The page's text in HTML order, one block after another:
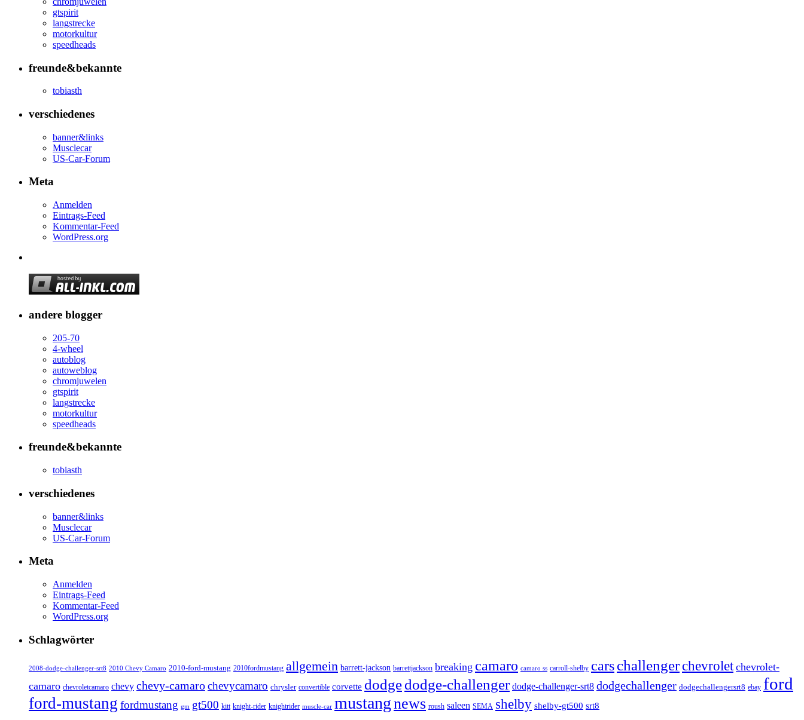
gtspirit
langstrecke
motorkultur
speedheads
freunde&bekannte
tobiasth
verschiedenes
banner&links
Musclecar
US-Car-Forum
Meta
Anmelden
Eintrags-Feed
Kommentar-Feed
WordPress.org
andere blogger
205-70
4-wheel
autoblog
autoweblog
chromjuwelen
gtspirit
langstrecke
motorkultur
speedheads
freunde&bekannte
tobiasth
verschiedenes
banner&links
Musclecar
US-Car-Forum
Meta
Anmelden
Eintrags-Feed
Kommentar-Feed
WordPress.org
Schlagwörter
2008-dodge-challenger-srt8 2010 Chevy Camaro 2010-ford-mustang 2010fordmustang allgemein barrett-jackson barrettjackson breaking camaro camaro ss carroll-shelby carschallengerchevrolet chevrolet-
camaro chevroletcamaro chevy chevy-camarochevycamaro chrysler convertible corvette dodgedodge-challenger dodge-challenger-srt8 dodgechallenger dodgechallengersrt8 ebay ford
ford-mustang fordmustang gm gt500 kitt knight-rider knightrider muscle-car mustangnews roush saleen SEMA shelby shelby-gt500 srt8